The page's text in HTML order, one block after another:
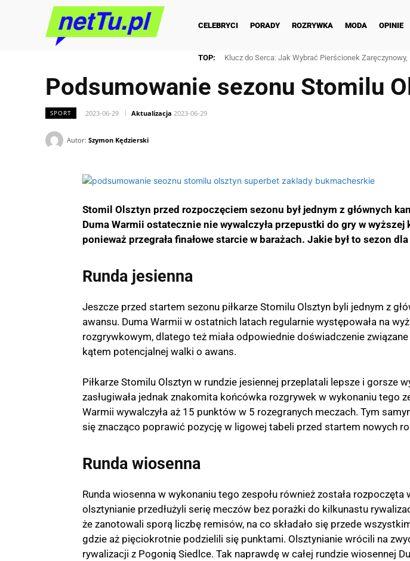
CELEBRYCI PORADY ROZRYWKA MODA OPINIE
TOP: Klucz do Serca: Jak Wybrać Pierścionek
Podsumowanie sezonu Stomilu
SPORT 2023-06-29 Aktualizacja 2023-06-29
Autor: Szymon Kędzierski
Stomil Olsztyn przed rozpoczęciem sezonu był jednym z głównych
Duma Warmii ostatecznie nie wywalczyła przepustki do gry w wyższej
ponieważ przegrała finałowe starcie w barażach. Jakie był to sezon
Runda jesienna
Jeszcze przed startem sezonu piłkarze Stomilu Olsztyn byli jednym z
awansu. Duma Warmii w ostatnich latach regularnie występowała na
rozgrywkowym, dlatego też miała odpowiednie doświadczenie związane
kątem potencjalnej walki o awans.
Piłkarze Stomilu Olsztyn w rundzie jesiennej przeplatali lepsze i gorsze
zasługiwała jednak znakomita końcówka rozgrywek w wykonaniu tego
Warmii wywalczyła aż 15 punktów w 5 rozegranych meczach. Tym
się znacząco poprawić pozycję w ligowej tabeli przed startem nowych
Runda wiosenna
Runda wiosenna w wykonaniu tego zespołu również została rozpoczęta
olsztynianie przedłużyli serię meczów bez porażki do kilkunastu
że zanotowali sporą liczbę remisów, na co składało się przede
gdzie aż pięciokrotnie podzielili się punktami. Olsztynianie wrócili na
rywalizacji z Pogonią Siedlce. Tak naprawdę w całej rundzie wiosennej